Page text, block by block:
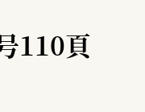
110頁